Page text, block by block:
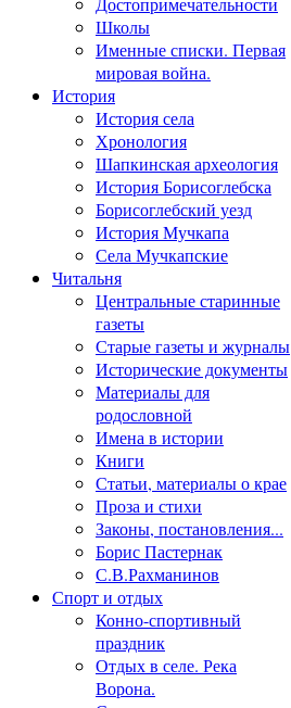
Школы
Именные списки. Первая
мировая война.
История
История села
Хронология
Шапкинская археология
История Борисоглебска
Борисоглебский уезд
История Мучкапа
Села Мучкапские
Читальня
Центральные старинные
газеты
Старые газеты и журналы
Исторические документы
Материалы для
родословной
Имена в истории
Книги
Статьи, материалы о крае
Проза и стихи
Законы, постановления...
Борис Пастернак
С.В.Рахманинов
Спорт и отдых
Конно-спортивный
праздник
Отдых в селе. Река
Ворона.